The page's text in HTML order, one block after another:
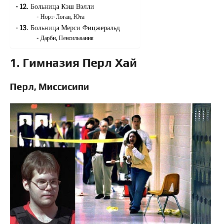
12. Больница Кэш Вэлли
Норт-Логан, Юта
13. Больница Мерси Фицжеральд
Дарби, Пенсильвания
1. Гимназия Перл Хай
Перл, Миссисипи